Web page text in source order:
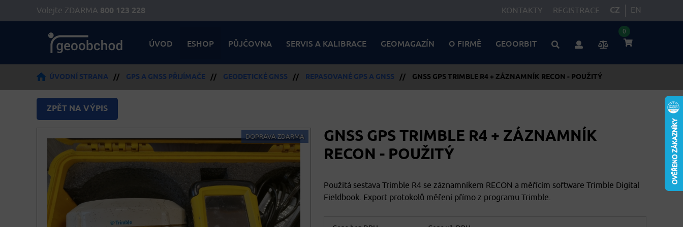
Volejte ZDARMA 800 123 228 KONTAKTY REGISTRACE CZ EN
ÚVOD ESHOP PŮJČOVNA SERVIS A KALIBRACE GEOMAGAZÍN O FIRMĚ GEOORBIT
0
ÚVODNÍ STRANA // GPS A GNSS PŘIJÍMAČE // GEODETICKÉ GNSS // REPASOVANÉ GPS A GNSS // GNSS GPS TRIMBLE R4 + ZÁZNAMNÍK RECON - POUŽITÝ
ZPĚT NA VÝPIS
DOPRAVA ZDARMA
GNSS GPS TRIMBLE R4 + ZÁZNAMNÍK
RECON - POUŽITÝ
Použitá sestava Trimble R4 se záznamníkem RECON a měřícím software Trimble Digital
Fieldbook. Export protokolů měření přímo z programu Trimble.